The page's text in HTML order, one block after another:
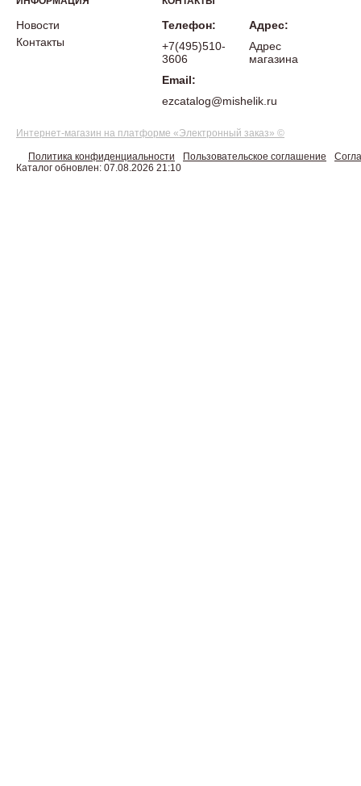
Новости
Контакты
Телефон:
+7(495)510-
3606
Email:
ezcatalog@mishelik.ru
Адрес:
Адрес
магазина
Интернет-магазин на платформе «Электронный заказ» ©
Политика конфиденциальности Пользовательское соглашение
Каталог обновлен: 07.08.2026 21:10